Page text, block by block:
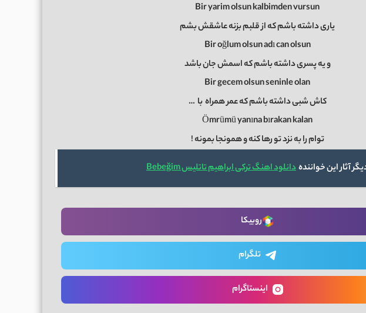
Bir yarim olsun kalbimden vursun
یاری داشته باشم که از قلبم بزنه عاشقش بشم
Bir oğlum olsun adı can olsun
و یه پسری داشته باشم که اسمش جان باشد
Bir gecem olsun seninle olan
کاش شبی داشته باشم که عمر همراهبا …
Ömrümü yanına bırakan kalan
توام را به نزد تو رها کنه و همونجا بمونه !
آثار این خوانندهدانلود اهنگ ترکی ابراهیم تاتلیس Bebeğim
روبیکا
تلگرام
اینستاگرام